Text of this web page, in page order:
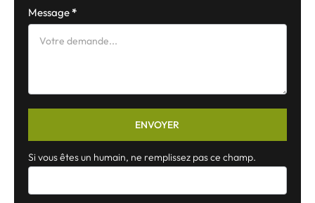
Message*
ENVOYER
Si vous êtes un humain, ne remplissez pas ce champ.